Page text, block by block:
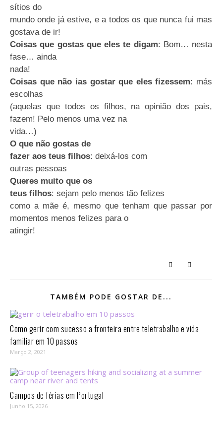
sítios do
mundo onde já estive, e a todos os que nunca fui mas
gostava de ir!
Coisas que gostas que eles te digam: Bom… nesta
fase… ainda
nada!
Coisas que não ias gostar que eles fizessem: más
escolhas
(aquelas que todos os filhos, na opinião dos pais,
fazem! Pelo menos uma vez na
vida…)
O que não gostas de
fazer aos teus filhos: deixá-los com
outras pessoas
Queres muito que os
teus filhos: sejam pelo menos tão felizes
como a mãe é, mesmo que tenham que passar por
momentos menos felizes para o
atingir!
TAMBÉM PODE GOSTAR DE...
Como gerir com sucesso a fronteira entre teletrabalho e vida
familiar em 10 passos⁣
Março 2, 2021
Campos de férias em Portugal
Junho 15, 2026